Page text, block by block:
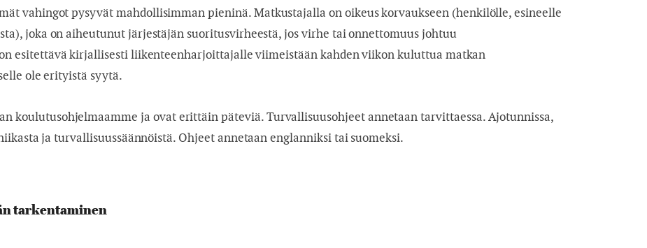
vahingot pysyvät mahdollisimman pieninä. Matkustajalla on oikeus korvaukseen (henkilölle, esineelle
joka on aiheutunut järjestäjän suoritusvirheestä, jos virhe tai onnettomuus johtuu
esitettävä kirjallisesti liikenteenharjoittajalle viimeistään kahden viikon kuluttua matkan
ole erityistä syytä.
koulutusohjelmaamme ja ovat erittäin päteviä. Turvallisuusohjeet annetaan tarvittaessa. Ajotunnissa,
ja turvallisuussäännöistä. Ohjeet annetaan englanniksi tai suomeksi.
tarkentaminen